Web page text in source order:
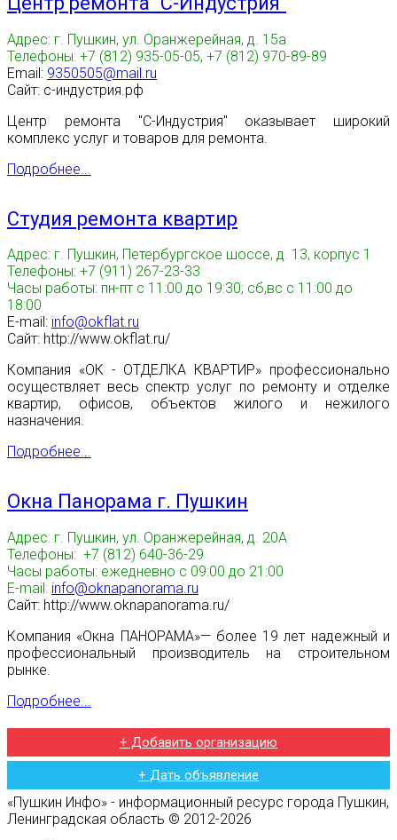
Адрес: г. Пушкин, ул. Оранжерейная, д. 15а
Телефоны: +7 (812) 935-05-05, +7 (812) 970-89-89
Email: 9350505@mail.ru
Сайт: с-индустрия.рф
Центр ремонта "С-Индустрия" оказывает широкий
комплекс услуг и товаров для ремонта.
Подробнее...
Студия ремонта квартир
Адрес: г. Пушкин, Петербургское шоссе, д. 13, корпус 1
Телефоны: +7 (911) 267-23-33
Часы работы: пн-пт с 11:00 до 19:30; сб,вс с 11:00 до
18:00
E-mail: info@okflat.ru
Сайт: http://www.okflat.ru/
Компания «ОК - ОТДЕЛКА КВАРТИР» профессионально
осуществляет весь спектр услуг по ремонту и отделке
квартир, офисов, объектов жилого и нежилого
назначения.
Подробнее...
Окна Панорама г. Пушкин
Адрес: г. Пушкин, ул. Оранжерейная, д. 20А
Телефоны: +7 (812) 640-36-29
Часы работы: ежедневно с 09:00 до 21:00
E-mail: info@oknapanorama.ru
Сайт: http://www.oknapanorama.ru/
Компания «Окна ПАНОРАМА»— более 19 лет надежный и
профессиональный производитель на строительном
рынке.
Подробнее...
+ Добавить организацию
+ Дать объявление
«Пушкин Инфо» - информационный ресурс города Пушкин,
Ленинградская область © 2012-2026